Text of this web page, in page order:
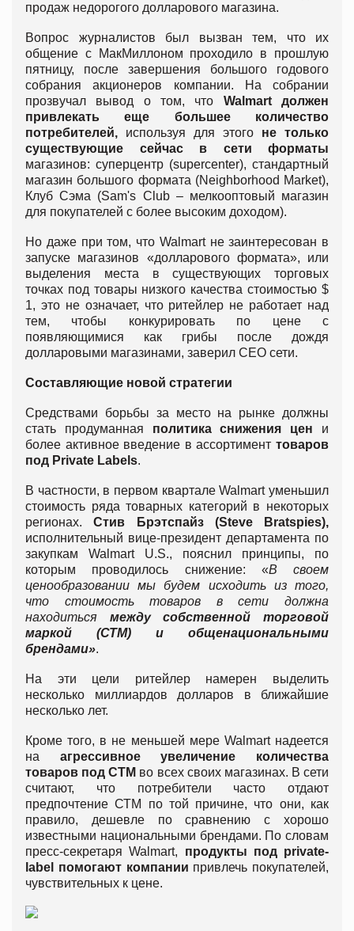
продаж недорогого долларового магазина.
Вопрос журналистов был вызван тем, что их
общение с МакМиллоном проходило в прошлую
пятницу, после завершения большого годового
собрания акционеров компании. На собрании
прозвучал вывод о том, что Walmart должен
привлекать еще большее количество
потребителей, используя для этого не только
существующие сейчас в сети форматы
магазинов: суперцентр (supercenter), стандартный
магазин большого формата (Neighborhood Market),
Клуб Сэма (Sam's Club – мелкооптовый магазин
для покупателей с более высоким доходом).
Но даже при том, что Walmart не заинтересован в
запуске магазинов «долларового формата», или
выделения места в существующих торговых
точках под товары низкого качества стоимостью $
1, это не означает, что ритейлер не работает над
тем, чтобы конкурировать по цене с
появляющимися как грибы после дождя
долларовыми магазинами, заверил CEO сети.
Составляющие новой стратегии
Средствами борьбы за место на рынке должны
стать продуманная политика снижения цен и
более активное введение в ассортимент товаров
под Private Labels.
В частности, в первом квартале Walmart уменьшил
стоимость ряда товарных категорий в некоторых
регионах.Стив Брэтспайз (Steve Bratspies),
исполнительный вице-президент департамента по
закупкам Walmart U.S., пояснил принципы, по
которым проводилось снижение: «В своем
ценообразовании мы будем исходить из того,
что стоимость товаров в сети должна
находиться между собственной торговой
маркой (СТМ) и общенациональными
брендами».
На эти цели ритейлер намерен выделить
несколько миллиардов долларов в ближайшие
несколько лет.
Кроме того, в не меньшей мере Walmart надеется
на агрессивное увеличение количества
товаров под СТМ во всех своих магазинах. В сети
считают, что потребители часто отдают
предпочтение СТМ по той причине, что они, как
правило, дешевле по сравнению с хорошо
известными национальными брендами. По словам
пресс-секретаря Walmart, продукты под private-
label помогают компании привлечь покупателей,
чувствительных к цене.